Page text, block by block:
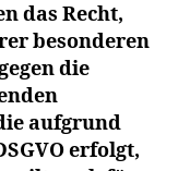
das Recht,
besonderen
die
aufgrund
erfolgt,